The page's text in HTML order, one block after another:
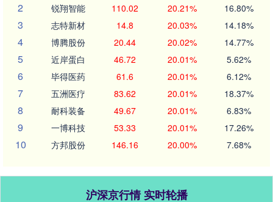
2 锐翔智能 110.02 20.21% 16.80%
3 志特新材 14.8 20.03% 14.18%
4 博腾股份 20.44 20.02% 14.77%
5 近岸蛋白 46.72 20.01% 5.62%
6 毕得医药 61.6 20.01% 6.12%
7 五洲医疗 83.62 20.01% 18.37%
8 耐科装备 49.67 20.01% 6.83%
9 一博科技 53.33 20.01% 17.26%
10 方邦股份 146.16 20.00% 7.68%
沪深京行情 实时轮播